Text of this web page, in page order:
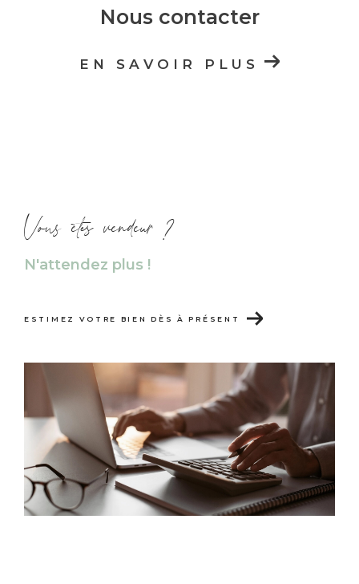
Nous contacter
EN SAVOIR PLUS
Vous êtes vendeur ?
N'attendez plus !
ESTIMEZ VOTRE BIEN DÈS À PRÉSENT